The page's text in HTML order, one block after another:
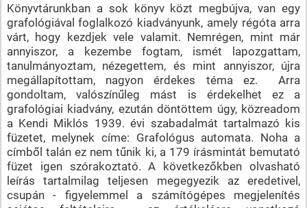
Könyvtárunkban a sok könyv közt megbújva, van egy
grafológiával foglalkozó kiadványunk, amely régóta arra
várt, hogy kezdjek vele valamit. Nemrégen, mint már
annyiszor, a kezembe fogtam, ismét lapozgattam,
tanulmányoztam, nézegettem, és mint annyiszor, újra
megállapítottam, nagyon érdekes téma ez. Arra
gondoltam, valószínűleg mást is érdekelhet ez a
grafológiai kiadvány, ezután döntöttem úgy, közreadom
a Kendi Miklós 1939. évi szabadalmát tartalmazó kis
füzetet, melynek címe: Grafológus automata. Noha a
címből talán ez nem tűnik ki, a 179 írásmintát bemutató
füzet igen szórakoztató. A következőkben olvasható
leírás tartalmilag teljesen megegyezik az eredetivel,
csupán - figyelemmel a számítógépes megjelenítés